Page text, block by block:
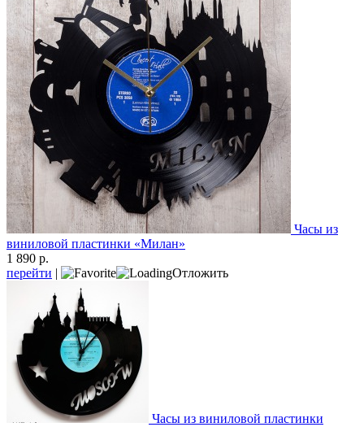
Часы из
виниловой пластинки «Милан»
1 890 р.
перейти | Отложить
Часы из виниловой пластинки